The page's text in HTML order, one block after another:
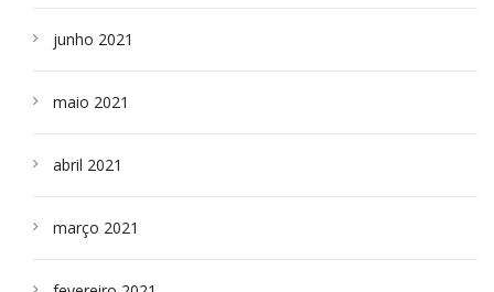
junho 2021
maio 2021
abril 2021
março 2021